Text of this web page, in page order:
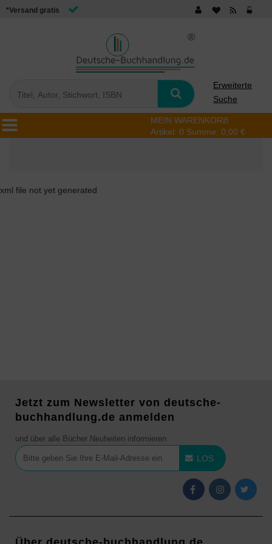
*Versand gratis
Erweiterte
Suche
MEIN WARENKORB
Artikel: 0 Summe: 0,00 €
xml file not yet generated
Jetzt zum Newsletter von deutsche-
buchhandlung.de anmelden
und über alle Bücher Neuheiten informieren
LOS